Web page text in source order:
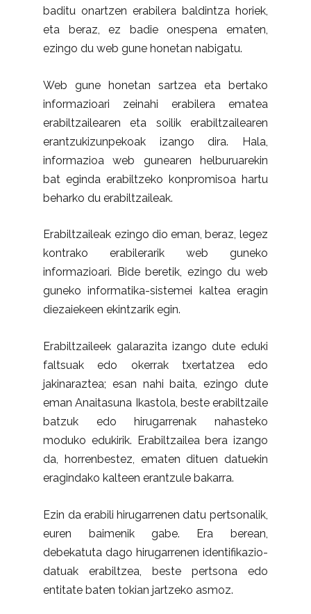
baditu onartzen erabilera baldintza horiek,
eta beraz, ez badie onespena ematen,
ezingo du web gune honetan nabigatu.
Web gune honetan sartzea eta bertako
informazioari zeinahi erabilera ematea
erabiltzailearen eta soilik erabiltzailearen
erantzukizunpekoak izango dira. Hala,
informazioa web gunearen helburuarekin
bat eginda erabiltzeko konpromisoa hartu
beharko du erabiltzaileak.
Erabiltzaileak ezingo dio eman, beraz, legez
kontrako erabilerarik web guneko
informazioari. Bide beretik, ezingo du web
guneko informatika-sistemei kaltea eragin
diezaiekeen ekintzarik egin.
Erabiltzaileek galarazita izango dute eduki
faltsuak edo okerrak txertatzea edo
jakinaraztea; esan nahi baita, ezingo dute
eman Anaitasuna Ikastola, beste erabiltzaile
batzuk edo hirugarrenak nahasteko
moduko edukirik. Erabiltzailea bera izango
da, horrenbestez, ematen dituen datuekin
eragindako kalteen erantzule bakarra.
Ezin da erabili hirugarrenen datu pertsonalik,
euren baimenik gabe. Era berean,
debekatuta dago hirugarrenen identifikazio-
datuak erabiltzea, beste pertsona edo
entitate baten tokian jartzeko asmoz.